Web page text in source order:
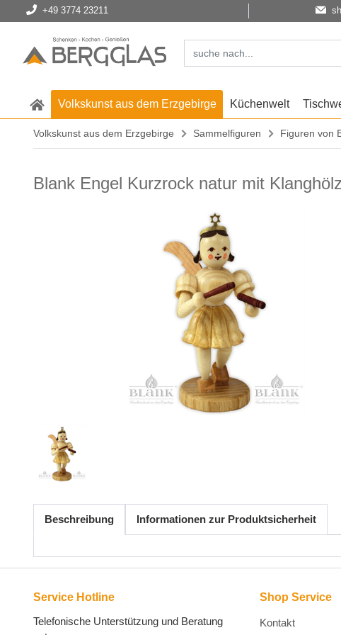
+49 3774 23211
Volkskunst aus dem Erzgebirge Küchenwelt
Volkskunst aus dem Erzgebirge Sammelfiguren Figuren von
Blank Engel Kurzrock natur mit
Beschreibung Informationen zur Produktsicherheit
Service Hotline
Telefonische Unterstützung und Beratung
Shop Service
Kontakt